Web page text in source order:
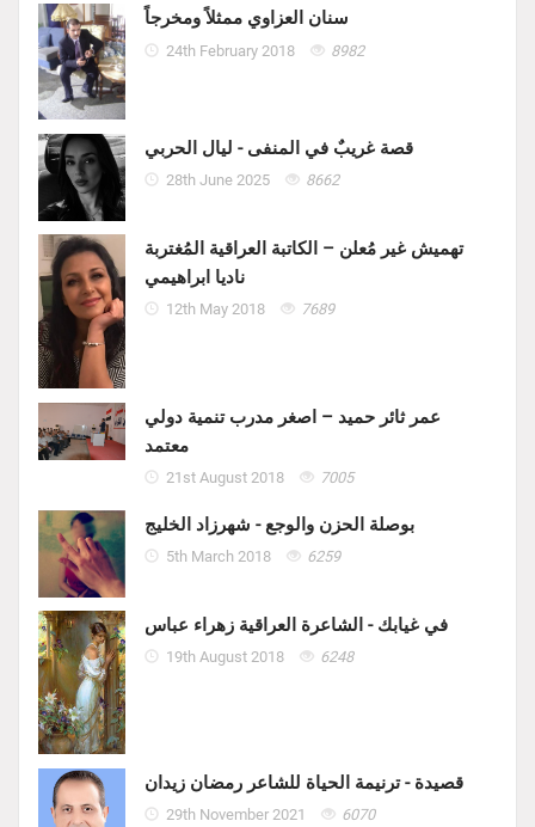
سنان العزاوي ممثلاً ومخرجاً
24th February 2018 8982
قصة غريبٌ في المنفى - ليال الحربي
28th June 2025 8662
تهميش غير مُعلن – الكاتبة العراقية المُغتربة
ناديا ابراهيمي
12th May 2018 7689
عمر ثائر حميد – اصغر مدرب تنمية دولي
معتمد
21st August 2018 7005
بوصلة الحزن والوجع - شهرزاد الخليج
5th March 2018 6259
في غيابك - الشاعرة العراقية زهراء عباس
19th August 2018 6248
قصيدة - ترنيمة الحياة للشاعر رمضان زيدان
29th November 2021 6070